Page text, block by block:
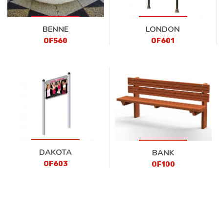
BENNE
OF560
LONDON
OF601
DAKOTA
OF603
BANK
OF100